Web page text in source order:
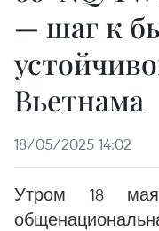
— шаг к
Вьетнама
18/05/2025 14:02
Утром 18